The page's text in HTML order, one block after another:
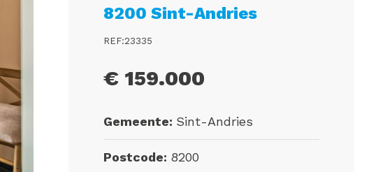
8200 Sint-Andries
REF:23335
€ 159.000
Gemeente: Sint-Andries
Postcode: 8200